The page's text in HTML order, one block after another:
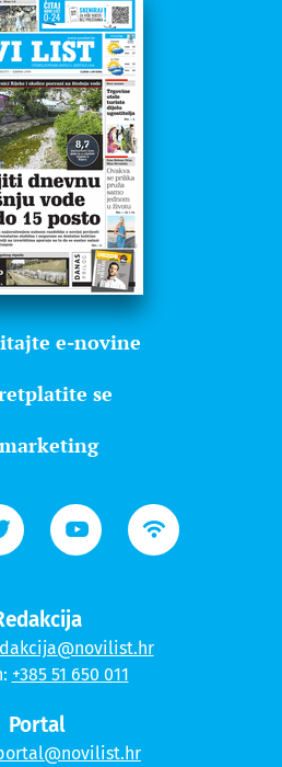
e-novine
se
marketing
+385 51 650 011
Portal